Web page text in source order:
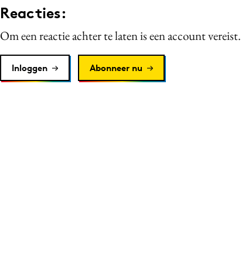
Reacties:
Om een reactie achter te laten is een account vereist.
Inloggen Abonneer nu